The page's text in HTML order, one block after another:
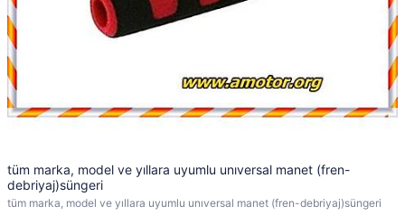
tüm marka, model ve yıllara uyumlu unıversal manet (fren-
debriyaj)süngeri
tüm marka, model ve yıllara uyumlu unıversal manet (fren-debriyaj)süngeri